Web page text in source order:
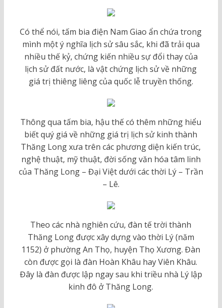
Có thể nói, tấm bia điện Nam Giao ẩn chứa trong
mình một ý nghĩa lịch sử sâu sắc, khi đã trải qua
nhiều thế kỷ, chứng kiến nhiều sự đổi thay của
lịch sử đất nước, là vật chứng lịch sử về những
giá trị thiêng liêng của quốc lễ truyền thống.
Thông qua tấm bia, hậu thế có thêm những hiểu
biết quý giá về những giá trị lịch sử kinh thành
Thăng Long xưa trên các phương diện kiến trúc,
nghệ thuật, mỹ thuật, đời sống văn hóa tâm linh
của Thăng Long – Đại Việt dưới các thời Lý – Trần
– Lê.
Theo các nhà nghiên cứu, đàn tế trời thành
Thăng Long được xây dựng vào thời Lý (năm
1152) ở phường An Thọ, huyện Thọ Xương. Đàn
còn được gọi là đàn Hoàn Khâu hay Viên Khâu.
Đây là đàn được lập ngay sau khi triều nhà Lý lập
kinh đô ở Thăng Long.